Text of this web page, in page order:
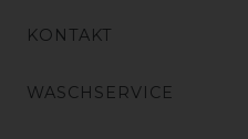
KONTAKT
WASCHSERVICE